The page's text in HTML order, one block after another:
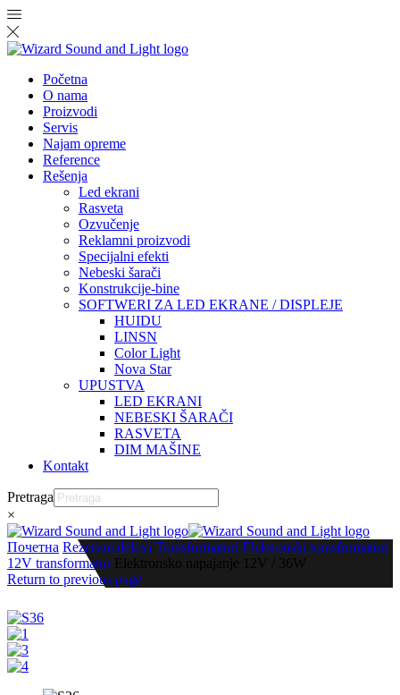
Početna
O nama
Proizvodi
Servis
Najam opreme
Reference
Rešenja
Led ekrani
Rasveta
Ozvučenje
Reklamni proizvodi
Specijalni efekti
Nebeski šarači
Konstrukcije-bine
SOFTWERI ZA LED EKRANE / DISPLEJE
HUIDU
LINSN
Color Light
Nova Star
UPUSTVA
LED EKRANI
NEBESKI ŠARAČI
RASVETA
DIM MAŠINE
Kontakt
Pretraga
×
Почетна Rezervni delovi Transformatori Elektronski transformatori
12V transformator Elektronsko napajanje 12V / 36W
Return to previous page